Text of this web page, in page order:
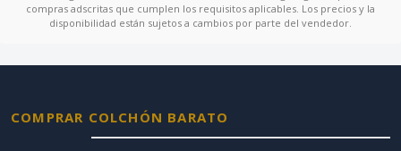
compras adscritas que cumplen los requisitos aplicables. Los precios y la
disponibilidad están sujetos a cambios por parte del vendedor.
COMPRAR COLCHÓN BARATO